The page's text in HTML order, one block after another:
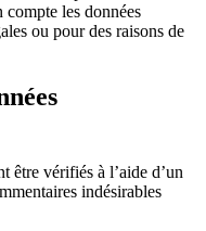
compte les données
ou pour des raisons de
être vérifiés à l’aide d’un
indésirables